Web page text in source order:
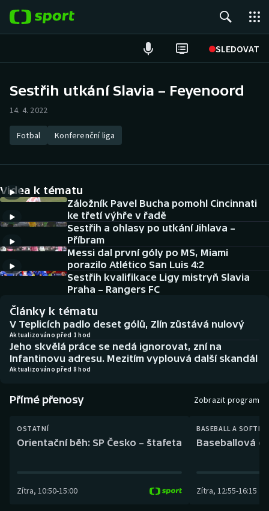
SLEDOVAT
Hokej
Tenis
Atletika
Cyklistika
DALŠÍ SPORTY
Americký fotbal
Baseball a softbal
Basketbal
Biatlon
Boby a skeleton
Box
Curling
NEPŘEHLÉDNĚTE
Soutěže
Historické návraty
Aplikace ČT sport
AZ kvíz
Sestřih utkání Slavia – Feyenoord
14. 4. 2022
Fotbal Konferenční liga
Videa k tématu
Záložník Pavel Bucha pomohl Cincinnati
ke třetí výhře v řadě
Sestřih a ohlasy po utkání Jihlava –
Příbram
Messi dal první góly po MS, Miami
porazilo Atlético San Luis 4:2
Sestřih kvalifikace Ligy mistryň Slavia
Praha – Rangers FC
Články k tématu
V Teplicích padlo deset gólů, Zlín zůstává nulový
Aktualizováno před 1 hod
Jeho skvělá práce se nedá ignorovat, zní na
Infantinovu adresu. Mezitím vyplouvá další skandál
Aktualizováno před 8 hod
Přímé přenosy Zobrazit program
OSTATNÍ
Orientační běh: SP Česko – štafeta
Zítra, 10:50-15:00
BASEBALL A
Baseballová
Zítra, 12:55-16:15